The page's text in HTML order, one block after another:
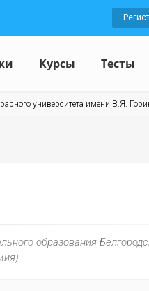
Курсы Тесты
университета имени В.Я.
образования